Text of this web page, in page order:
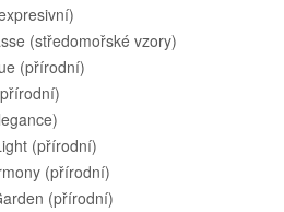
(středomořské vzory)
(přírodní)
(přírodní)
(přírodní)
(přírodní)